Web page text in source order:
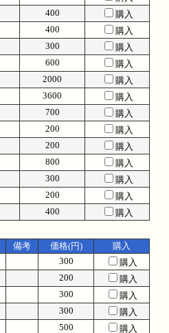
400
購入
400
購入
300
購入
600
購入
2000
購入
3600
購入
700
購入
200
購入
200
購入
800
購入
300
購入
200
購入
400 購入
備考 価格(円)
購入
300
購入
200
購入
300
購入
300
購入
500
購入